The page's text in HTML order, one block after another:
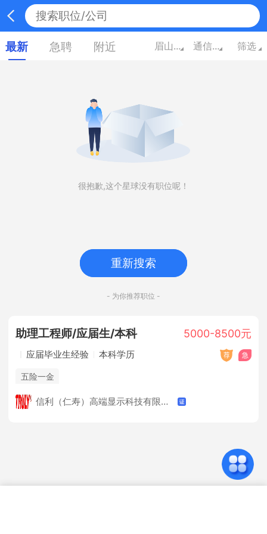
最新 急聘 附近 眉山四川 通信/电子 筛选
很抱歉,这个星球没有职位呢！
重新搜索
- 为你推荐职位 -
助理工程师/应届生/本科 5000-8500元
应届毕业生经验 本科学历
五险一金
信利（仁寿）高端显示科技有限公司